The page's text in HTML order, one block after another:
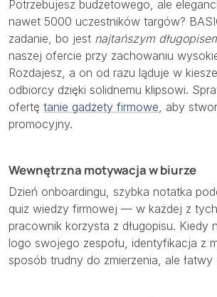
Potrzebujesz budżetowego, ale
nawet 5000 uczestników targów?
zadanie, bo jest najtańszym
naszej ofercie przy zachowaniu
Rozdajesz, a on od razu ląduje w
odbiorcy dzięki solidnemu klipsowi.
ofertę tanie gadżety firmowe , aby
promocyjny.
Wewnętrzna motywacja w biurze
Dzień onboardingu, szybka notatka
quiz wiedzy firmowej — w każdej z
pracownik korzysta z długopisu. Kiedy
logo swojego zespołu, identyfikacja z
sposób trudny do zmierzenia, ale